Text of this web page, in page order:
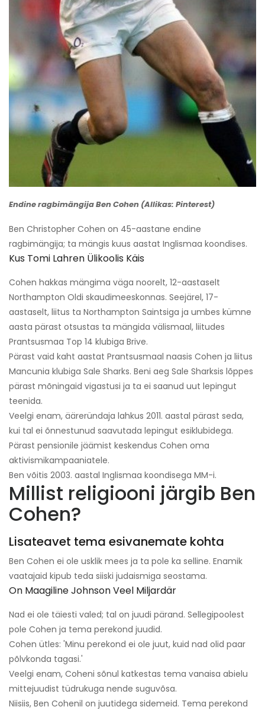
Endine ragbimängija Ben Cohen (Allikas: Pinterest)
Ben Christopher Cohen on 45-aastane endine
ragbimängija; ta mängis kuus aastat Inglismaa koondises.
Kus Tomi Lahren Ülikoolis Käis
Cohen hakkas mängima väga noorelt, 12-aastaselt
Northampton Oldi skaudimeeskonnas. Seejärel, 17-
aastaselt, liitus ta Northampton Saintsiga ja umbes kümne
aasta pärast otsustas ta mängida välismaal, liitudes
Prantsusmaa Top 14 klubiga Brive.
Pärast vaid kaht aastat Prantsusmaal naasis Cohen ja liitus
Mancunia klubiga Sale Sharks. Beni aeg Sale Sharksis lõppes
pärast mõningaid vigastusi ja ta ei saanud uut lepingut
teenida.
Veelgi enam, ääreründaja lahkus 2011. aastal pärast seda,
kui tal ei õnnestunud saavutada lepingut esiklubidega.
Pärast pensionile jäämist keskendus Cohen oma
aktivismikampaaniatele.
Ben võitis 2003. aastal Inglismaa koondisega MM-i.
Millist religiooni järgib Ben
Cohen?
Lisateavet tema esivanemate kohta
Ben Cohen ei ole usklik mees ja ta pole ka selline. Enamik
vaatajaid kipub teda siiski judaismiga seostama.
On Maagiline Johnson Veel Miljardär
Nad ei ole täiesti valed; tal on juudi pärand. Sellegipoolest
pole Cohen ja tema perekond juudid.
Cohen ütles: 'Minu perekond ei ole juut, kuid nad olid paar
põlvkonda tagasi.'
Veelgi enam, Coheni sõnul katkestas tema vanaisa abielu
mittejuudist tüdrukuga nende suguvõsa.
Niisiis, Ben Cohenil on juutidega sidemeid. Tema perekond